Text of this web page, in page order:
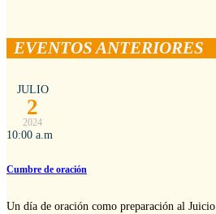
EVENTOS ANTERIORES
JULIO
2
2024
10:00 a.m
Cumbre de oración
Un día de oración como preparación al Juicio